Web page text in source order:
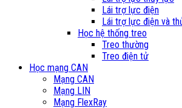
Lái trợ lực điện
Lái trợ lực điện và
Học hệ thống treo
Treo thường
Treo điện tử
Học mạng CAN
Mạng CAN
Mạng LIN
Mạng FlexRay